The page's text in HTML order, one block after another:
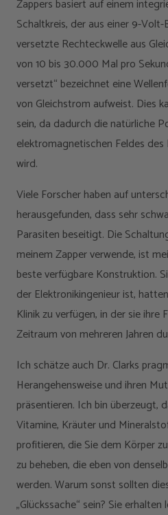
Zappers basiert auf einem
Schaltkreis, der aus einer 9-
versetzte Rechteckwelle aus
von 10 bis 30.000 Mal pro
versetzt“ bezeichnet eine
von Gleichstrom aufweist. Dies
sein, da dadurch die natürliche
elektromagnetischen Feldes
wird.
Viele Forscher haben auf
herausgefunden, dass sehr
Parasiten beseitigt. Die
meinem Zapper verwende, ist
beste verfügbare Konstruktion.
der Elektronikingenieur ist,
Klinik zu verfügen, in der sie ihre
Zeitraum von mehreren Jahren
Ich schätze auch Dr. Clarks
Herangehensweise und ihren
präsentieren. Ich bin überzeugt,
Vitamine, Kräuter und
profitieren, die Sie dem Körper
zu beheben, die eben von
werden. Warum sonst sollten
„Glückssache“ sein? Sie